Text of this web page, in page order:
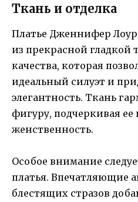
Ткань и отделка
Платье Дженнифер
из прекрасной гладкой
качества, которая
идеальный силуэт и
элегантность. Ткань
фигуру, подчеркивая ее
женственность.
Особое внимание
платья. Впечатляющие
блестящих стразов